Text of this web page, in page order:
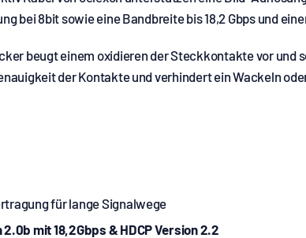
bei 8bit sowie eine Bandbreite bis 18,2 Gbps und
beugt einem oxidieren der Steckkontakte vor
der Kontakte und verhindert ein Wackeln
für lange Signalwege
mit 18,2Gbps & HDCP Version 2.2